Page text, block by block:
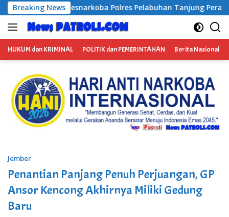
Langsung
ke
konten
Breaking News
Polres Pelabuhan Tanjung Perak Bongkar Tiga Jaringan
HUKUM dan KRIMINAL POLITIK dan PEMERINTAHAN Berita Nasional
Jember
Penantian Panjang Penuh Perjuangan, GP
Ansor Kencong Akhirnya Miliki Gedung
Baru